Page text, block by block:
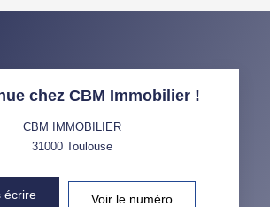
chez CBM Immobilier !
CBM IMMOBILIER
31000 Toulouse
écrire Voir le numéro